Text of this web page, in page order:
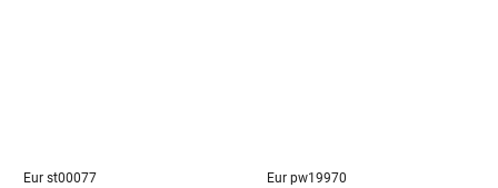
Eur st00077 Eur pw19970